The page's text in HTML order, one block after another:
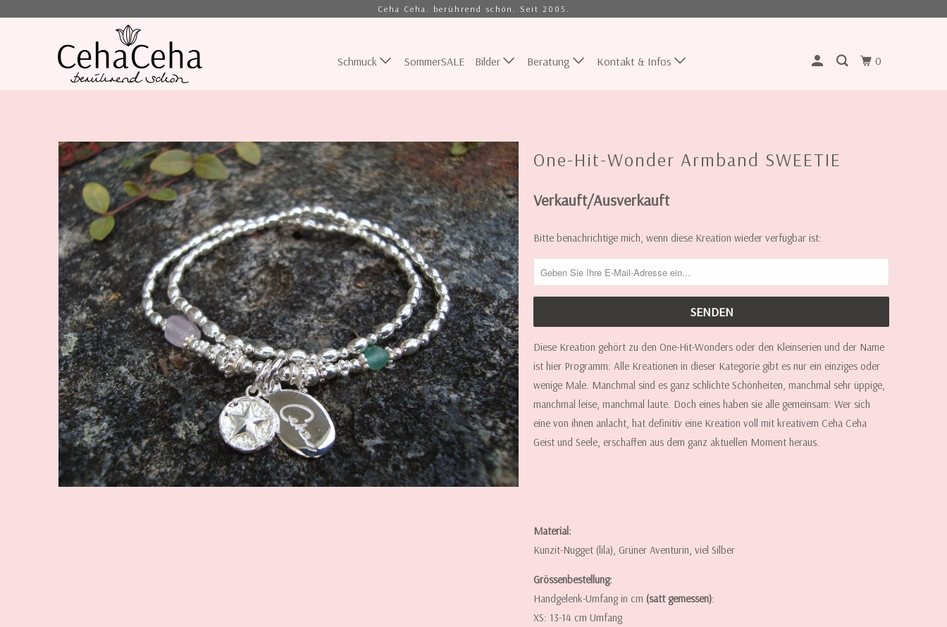
Ceha Ceha. berührend schön. Seit 2005.
0
Schmuck SommerSALE Bilder Beratung Kontakt & Infos
One-Hit-Wonder Armband SWEETIE
Verkauft/Ausverkauft
INFORMIERE
MICH,
WENN
ERHÄLTLICH
IST:
Bitte benachrichtige mich, wenn diese Kreation wieder verfügbar ist:
Diese Kreation gehört zu den One-Hit-Wonders oder den Kleinserien und der Name
ist hier Programm: Alle Kreationen in dieser Kategorie gibt es nur ein einziges oder
wenige Male. Manchmal sind es ganz schlichte Schönheiten, manchmal sehr üppige,
manchmal leise, manchmal laute. Doch eines haben sie alle gemeinsam: Wer sich
eine von ihnen anlacht, hat definitiv eine Kreation voll mit kreativem Ceha Ceha
Geist und Seele, erschaffen aus dem ganz aktuellen Moment heraus.
Material:
Kunzit-Nugget (lila), Grüner Aventurin, viel Silber
Grössenbestellung:
Handgelenk-Umfang in cm (satt gemessen):
XS: 13-14 cm Umfang